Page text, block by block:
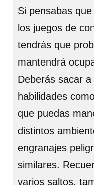
Si pensabas
los juegos de
tendrás que
mantendrá
Deberás sacar
habilidades
que puedas
distintos
engranajes
similares.
varios saltos,